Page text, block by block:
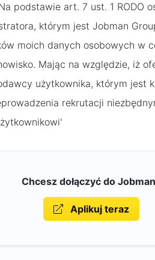
podstawie art. 7 ust. 1 RODO
którym jest Jobman
moich danych osobowych w
Mając na względzie, iż
użytkownika, którym jest
rekrutacji
Chcesz dołączyć do
Aplikuj teraz